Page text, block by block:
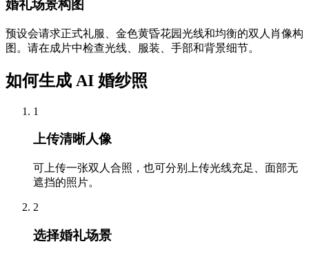
婚礼场景构图
预设会请求正式礼服、金色黄昏花园光线和均衡的双人肖像构
图。请在成片中检查光线、服装、手部和背景细节。
如何生成 AI 婚纱照
1
上传清晰人像
可上传一张双人合照，也可分别上传光线充足、面部无
遮挡的照片。
2
选择婚礼场景